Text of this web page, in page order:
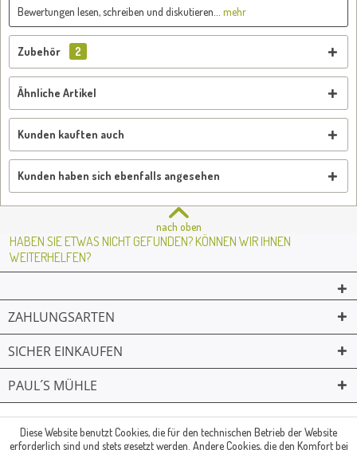
Bewertungen lesen, schreiben und diskutieren...
mehr
Zubehör 2
Ähnliche Artikel
Kunden kauften auch
Kunden haben sich ebenfalls angesehen
nach oben
HABEN SIE ETWAS NICHT GEFUNDEN? KÖNNEN WIR IHNEN
WEITERHELFEN?
ZAHLUNGSARTEN
SICHER EINKAUFEN
PAUL´S MÜHLE
© Paul's Mühle | Inhaber: Christof Paul e.K. | Westring 2 | 45659
Diese Website benutzt Cookies, die für den technischen Betrieb der Website
erforderlich sind und stets gesetzt werden. Andere Cookies, die den Komfort bei